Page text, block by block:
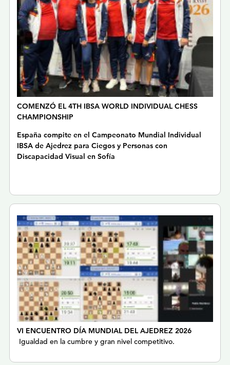
COMENZÓ EL 4TH IBSA WORLD INDIVIDUAL CHESS
CHAMPIONSHIP
España compite en el Campeonato Mundial Individual
IBSA de Ajedrez para Ciegos y Personas con
Discapacidad Visual en Sofía
VI ENCUENTRO DÍA MUNDIAL DEL AJEDREZ 2026
Igualdad en la cumbre y gran nivel competitivo.